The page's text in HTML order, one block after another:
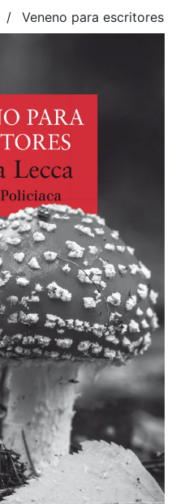
Veneno para escritores